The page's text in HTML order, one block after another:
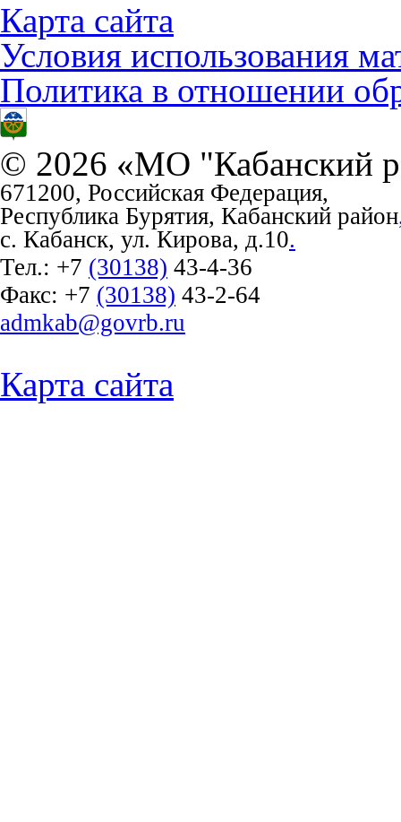
Карта сайта
Условия использования
Политика в отношении
© 2026 «МО "Кабанский
671200, Российская Федерация,
Республика Бурятия, Кабанский район
с. Кабанск, ул. Кирова, д.10.
Тел.: +7 (30138) 43-4-36
Факс: +7 (30138) 43-2-64
admkab@govrb.ru
Карта сайта